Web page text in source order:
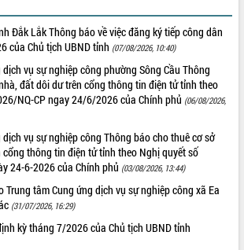
đẩy mạnh
hành chính
chính
pháp tại Hội
- 2025
Đề án 190
sản
Đắk Lắk
tra thực địa
- Buôn Ma
một “di
toàn cầu
Đắk Lắk Thông báo về việc đăng ký tiếp công dân
của Chủ tịch UBND tỉnh (07/08/2026, 10:40)
vụ sự nghiệp công phường Sông Cầu Thông
đất dôi dư trên cổng thông tin điện tử tỉnh theo
NQ-CP ngay 24/6/2026 của Chính phủ (06/08/2026,
vụ sự nghiệp công Thông báo cho thuê cơ sở
thông tin điện tử tỉnh theo Nghị quyết số
24-6-2026 của Chính phủ (03/08/2026, 13:44)
Trung tâm Cung ứng dịch vụ sự nghiệp công xã Ea
(31/07/2026, 16:29)
kỳ tháng 7/2026 của Chủ tịch UBND tỉnh